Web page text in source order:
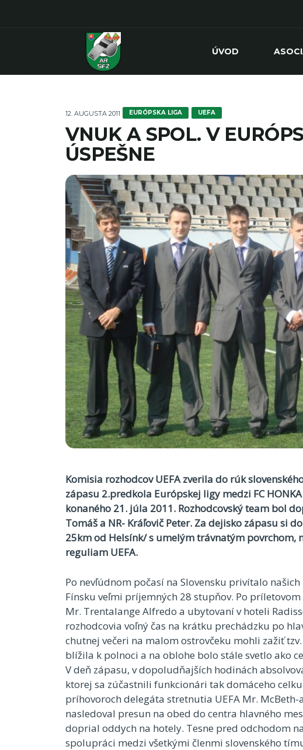
ÚVOD
12. AUGUSTA 2011 EURÓPSKA LIGA UEFA
VNUK A SPOL. V
ÚSPEŠNE
Komisia rozhodcov UEFA zverila do rúk
zápasu 2.predkola Európskej ligy medzi FC HONKA
konaného 21. júla 2011. Rozhodcovský team bol
Tomáš a NR- Kráľovič Peter. Za dejisko zápasu si
25km od Helsínk/ s umelým trávnatým povrchom,
reguliam UEFA.
Po nevľúdnom počasí na Slovensku privítalo
Fínsku veľmi príjemných 28 stupňov. Po
Mr. Trentalange Alfredo a ubytovaní v hoteli
rozhodcovia voľný čas na krátku prechádzku po
chutnej večeri na malom ostrovčeku mohli zažiť
blížila k polnoci a na oblohe bolo stále svetlo ako
V deň zápasu, v dopoludňajších hodinách
ktorej sa zúčastnili funkcionári tak domáceho
príhovoroch delegáta stretnutia UEFA Mr. McBeth-
nasledoval presun na obed do centra hlavného
doprial oddych na hotely. Tesne pred odchodom
spolupráci medzi všetkými členmi slovenského